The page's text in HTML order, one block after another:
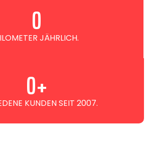
JÄHRLICH.
0
KUNDEN SEIT 2007.
0+